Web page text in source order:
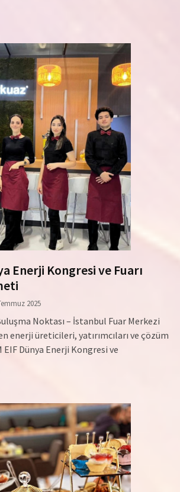
Enerji Kongresi ve Fuarı
2025
Noktası – İstanbul Fuar Merkezi
enerji üreticileri, yatırımcıları ve çözüm
EIF Dünya Enerji Kongresi ve